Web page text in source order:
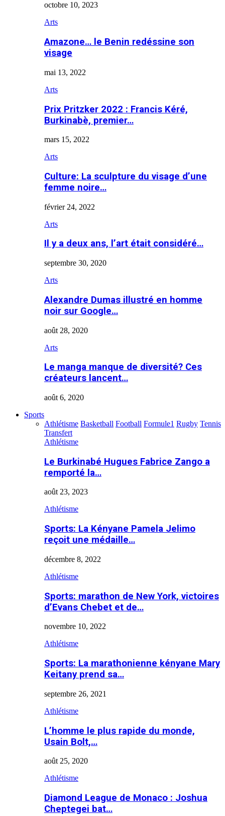
octobre 10, 2023
Arts
Amazone… le Benin redéssine son
visage
mai 13, 2022
Arts
Prix Pritzker 2022 : Francis Kéré,
Burkinabè, premier…
mars 15, 2022
Arts
Culture: La sculpture du visage d’une
femme noire…
février 24, 2022
Arts
Il y a deux ans, l’art était considéré…
septembre 30, 2020
Arts
Alexandre Dumas illustré en homme
noir sur Google…
août 28, 2020
Arts
Le manga manque de diversité? Ces
créateurs lancent…
août 6, 2020
Sports
Athlétisme Basketball Football Formule1 Rugby Tennis
Transfert
Athlétisme
Le Burkinabé Hugues Fabrice Zango a
remporté la…
août 23, 2023
Athlétisme
Sports: La Kényane Pamela Jelimo
reçoit une médaille…
décembre 8, 2022
Athlétisme
Sports: marathon de New York, victoires
d’Evans Chebet et de…
novembre 10, 2022
Athlétisme
Sports: La marathonienne kényane Mary
Keitany prend sa…
septembre 26, 2021
Athlétisme
L’homme le plus rapide du monde,
Usain Bolt,…
août 25, 2020
Athlétisme
Diamond League de Monaco : Joshua
Cheptegei bat…